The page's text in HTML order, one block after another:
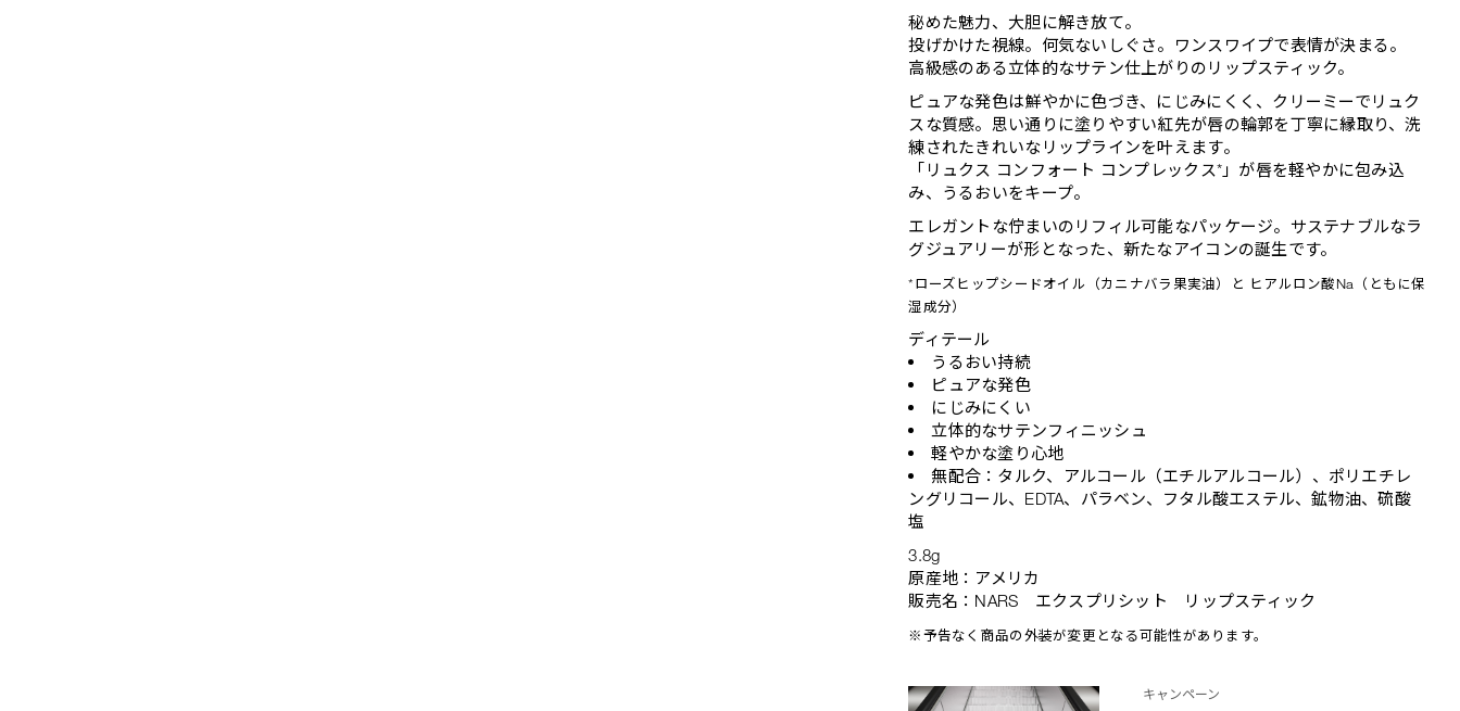
秘めた魅力、大胆に解き放て。
投げかけた視線。何気ないしぐさ。ワンスワイプで表情が決まる。
高級感のある立体的なサテン仕上がりのリップスティック。
ピュアな発色は鮮やかに色づき、にじみにくく、クリーミーでリュク
スな質感。思い通りに塗りやすい紅先が唇の輪郭を丁寧に縁取り、洗
練されたきれいなリップラインを叶えます。
「リュクス コンフォート コンプレックス*」が唇を軽やかに包み込
み、うるおいをキープ。
エレガントな佇まいのリフィル可能なパッケージ。サステナブルなラ
グジュアリーが形となった、新たなアイコンの誕生です。
*ローズヒップシードオイル（カニナバラ果実油）と ヒアルロン酸Na（ともに保
湿成分）
ディテール
うるおい持続
ピュアな発色
にじみにくい
立体的なサテンフィニッシュ
軽やかな塗り心地
無配合：タルク、アルコール（エチルアルコール）、ポリエチレ
ングリコール、EDTA、パラベン、フタル酸エステル、鉱物油、硫酸
塩
3.8g
原産地：アメリカ
販売名：NARS エクスプリシット リップスティック
※予告なく商品の外装が変更となる可能性があります。
キャンペーン